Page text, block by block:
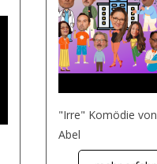
"Irre" Komödie
Abel